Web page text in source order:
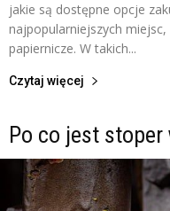
jakie są dostępne opcje
najpopularniejszych
papiernicze. W takich...
Czytaj więcej
Po co jest stoper